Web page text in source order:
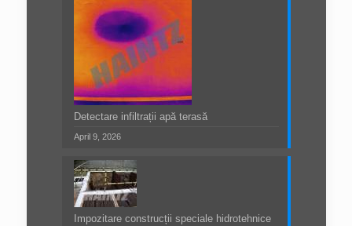
Detectare infiltrații apă terasă
April 9, 2026
Impozitare construcții speciale hidrotehnice